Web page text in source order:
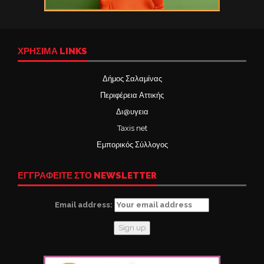
ΧΡΉΣΙΜΑ LINKS
Δήμος Σαλαμίνας
Περιφέρεια Αττικής
Δι@υγεια
Taxis net
Εμπορικός Σύλλογος
ΕΓΓΡΑΦΕΙΤΕ ΣΤΟ NEWSLETTER
Email address: